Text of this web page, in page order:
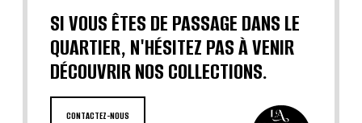
SI VOUS ÊTES DE PASSAGE DANS LE
QUARTIER, N'HÉSITEZ PAS À VENIR
DÉCOUVRIR NOS COLLECTIONS.
CONTACTEZ-NOUS